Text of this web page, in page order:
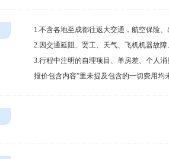
1.不含各地至成都往返大交通，航空保险、
2.因交通延阻、罢工、天气、飞机机器故
3.行程中注明的自理项目、单房差、个人
报价包含内容”里未提及包含的一切费用均